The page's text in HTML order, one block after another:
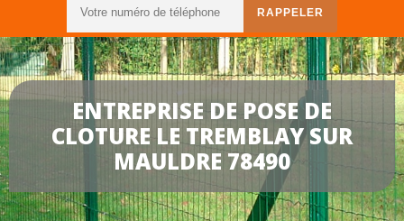
ENTREPRISE DE POSE DE
CLOTURE LE TREMBLAY SUR
MAULDRE 78490